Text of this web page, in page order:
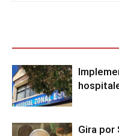
Gira por